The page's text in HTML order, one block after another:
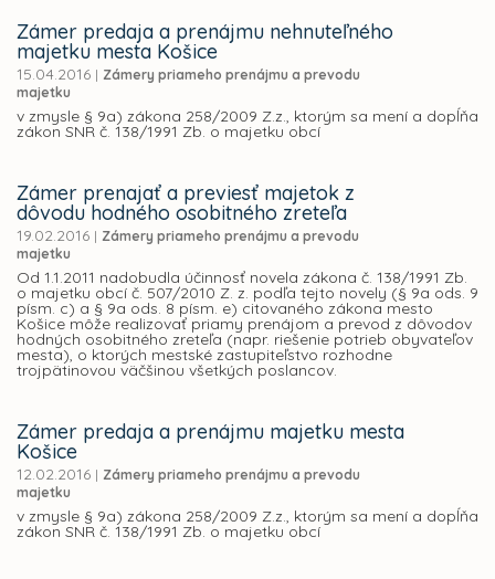
Zámer predaja a prenájmu nehnuteľného
majetku mesta Košice
15.04.2016 | Zámery priameho prenájmu a prevodu
majetku
v zmysle § 9a) zákona 258/2009 Z.z., ktorým sa mení a dopĺňa
zákon SNR č. 138/1991 Zb. o majetku obcí
Zámer prenajať a previesť majetok z
dôvodu hodného osobitného zreteľa
19.02.2016 | Zámery priameho prenájmu a prevodu
majetku
Od 1.1.2011 nadobudla účinnosť novela zákona č. 138/1991 Zb.
o majetku obcí č. 507/2010 Z. z. podľa tejto novely (§ 9a ods. 9
písm. c) a § 9a ods. 8 písm. e) citovaného zákona mesto
Košice môže realizovať priamy prenájom a prevod z dôvodov
hodných osobitného zreteľa (napr. riešenie potrieb obyvateľov
mesta), o ktorých mestské zastupiteľstvo rozhodne
trojpätinovou väčšinou všetkých poslancov.
Zámer predaja a prenájmu majetku mesta
Košice
12.02.2016 | Zámery priameho prenájmu a prevodu
majetku
v zmysle § 9a) zákona 258/2009 Z.z., ktorým sa mení a dopĺňa
zákon SNR č. 138/1991 Zb. o majetku obcí